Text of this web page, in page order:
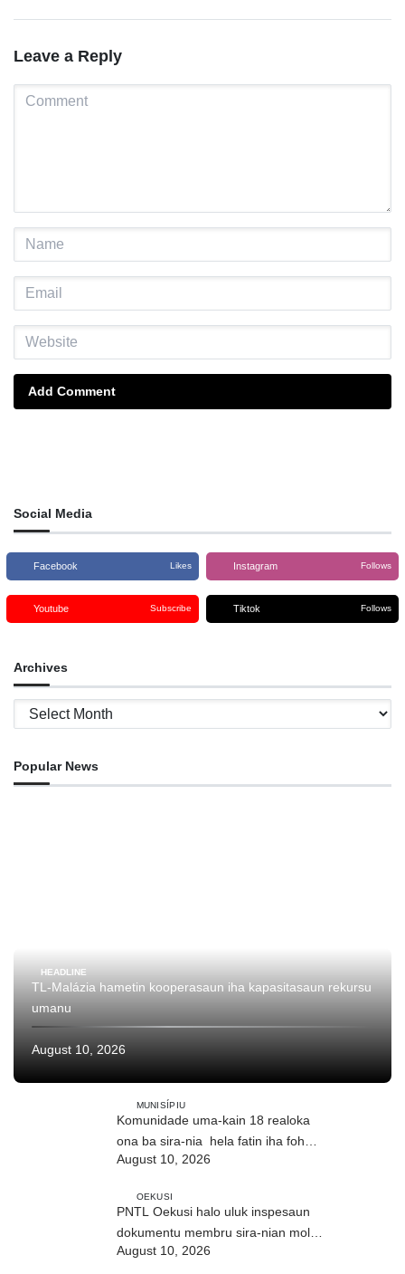
Leave a Reply
Add Comment
Social Media
Facebook Likes Instagram Follows
Youtube Subscribe Tiktok Follows
Archives
Archives
Popular News
HEADLINE
TL-Malázia hametin kooperasaun iha kapasitasaun rekursu
umanu
August 10, 2026
MUNISÍPIU
Komunidade uma-kain 18 realoka
ona ba sira-nia hela fatin iha foho
Builó okos
August 10, 2026
OEKUSI
PNTL Oekusi halo uluk inspesaun
dokumentu membru sira-nian molok
pasa-revista iha públiku
August 10, 2026